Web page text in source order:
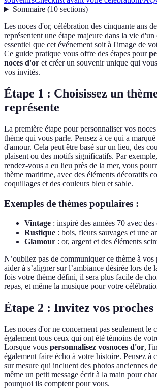
Sommaire(10 sections)
Les noces d'or, célébration des cinquante ans
représentent une étape majeure dans la vie
essentiel que cet événement soit à l'image de
Ce guide pratique vous offre des étapes pour
noces d'or et créer un souvenir unique qui
vos invités.
Étape 1 : Choisissez un
représente
La première étape pour personnaliser vos
thème qui vous parle. Pensez à ce qui a
d'amour. Cela peut être basé sur un lieu, des
plaisent ou des motifs significatifs. Par
rendez-vous a eu lieu près de la mer, vous
thème maritime, avec des éléments décoratifs
coquillages et des couleurs bleu et sable.
Exemples de thèmes populaires :
Vintage : inspiré des années 70 avec
Rustique : bois, fleurs sauvages et une
Glamour : or, argent et des éléments
N’oubliez pas de communiquer ce thème à vos
aider à s’aligner sur l’ambiance désirée lors de
fois votre thème défini, il sera plus facile de
repas, et même la musique pour votre
Étape 2 : Invitez vos proches
Les noces d'or ne concernent pas seulement le
également tous ceux qui ont été témoins de
Lorsque vous personnalisez vosnoces d'or,
également faire écho à votre histoire. Pensez à
sur mesure qui incluent des photos anciennes
même un petit message écrit à la main pour
pourquoi ils comptent pour vous.